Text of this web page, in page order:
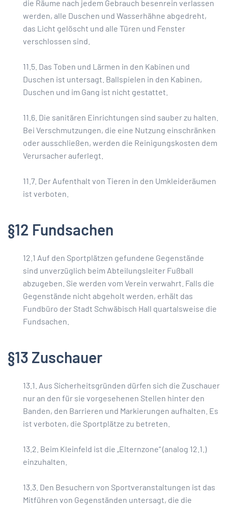
die Räume nach jedem Gebrauch besenrein verlassen
werden, alle Duschen und Wasserhähne abgedreht,
das Licht gelöscht und alle Türen und Fenster
verschlossen sind.
11.5. Das Toben und Lärmen in den Kabinen und
Duschen ist untersagt. Ballspielen in den Kabinen,
Duschen und im Gang ist nicht gestattet.
11.6. Die sanitären Einrichtungen sind sauber zu halten.
Bei Verschmutzungen, die eine Nutzung einschränken
oder ausschließen, werden die Reinigungskosten dem
Verursacher auferlegt.
11.7. Der Aufenthalt von Tieren in den Umkleideräumen
ist verboten.
§12 Fundsachen
12.1 Auf den Sportplätzen gefundene Gegenstände
sind unverzüglich beim Abteilungsleiter Fußball
abzugeben. Sie werden vom Verein verwahrt. Falls die
Gegenstände nicht abgeholt werden, erhält das
Fundbüro der Stadt Schwäbisch Hall quartalsweise die
Fundsachen.
§13 Zuschauer
13.1. Aus Sicherheitsgründen dürfen sich die Zuschauer
nur an den für sie vorgesehenen Stellen hinter den
Banden, den Barrieren und Markierungen aufhalten. Es
ist verboten, die Sportplätze zu betreten.
13.2. Beim Kleinfeld ist die „Elternzone“ (analog 12.1.)
einzuhalten.
13.3. Den Besuchern von Sportveranstaltungen ist das
Mitführen von Gegenständen untersagt, die die